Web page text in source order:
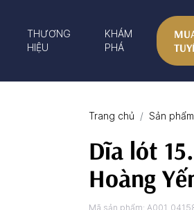
THƯƠNG
HIỆU
KHÁM
PHÁ
Trang chủ Sản
Dĩa lót
Hoàng
Mã sản phẩm: